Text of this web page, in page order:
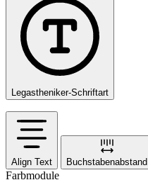
Legastheniker-Schriftart
Align Text Buchstabenabstand
Farbmodule